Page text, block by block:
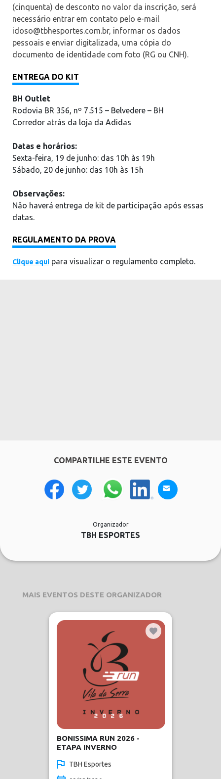
(cinquenta) de desconto no valor da inscrição, será
necessário entrar em contato pelo e-mail
idoso@tbhesportes.com.br, informar os dados
pessoais e enviar digitalizada, uma cópia do
documento de identidade com foto (RG ou CNH).
ENTREGA DO KIT
BH Outlet
Rodovia BR 356, nº 7.515 – Belvedere – BH
Corredor atrás da loja da Adidas
Datas e horários:
Sexta-feira, 19 de junho: das 10h às 19h
Sábado, 20 de junho: das 10h às 15h
Observações:
Não haverá entrega de kit de participação após essas
datas.
REGULAMENTO DA PROVA
Clique aqui para visualizar o regulamento completo.
COMPARTILHE ESTE EVENTO
Organizador
TBH ESPORTES
MAIS EVENTOS DESTE ORGANIZADOR
BONISSIMA RUN 2026 -
ETAPA INVERNO
TBH Esportes